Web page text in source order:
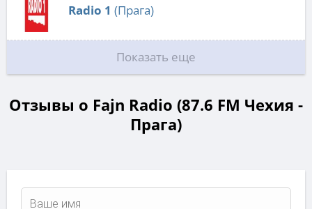
Radio 1 (Прага)
Показать еще
Отзывы о Fajn Radio (87.6 FM Чехия -
Прага)